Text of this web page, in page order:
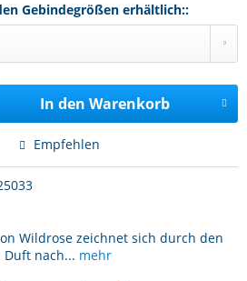
Gebindegrößen erhältlich::
In den Warenkorb
Empfehlen
Wildrose zeichnet sich durch den
nach... mehr